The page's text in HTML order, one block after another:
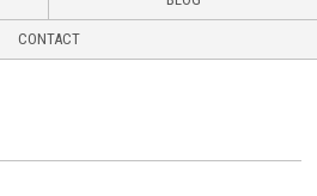
CONTACT